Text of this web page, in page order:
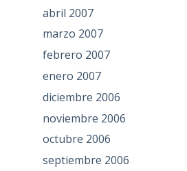
abril 2007
marzo 2007
febrero 2007
enero 2007
diciembre 2006
noviembre 2006
octubre 2006
septiembre 2006